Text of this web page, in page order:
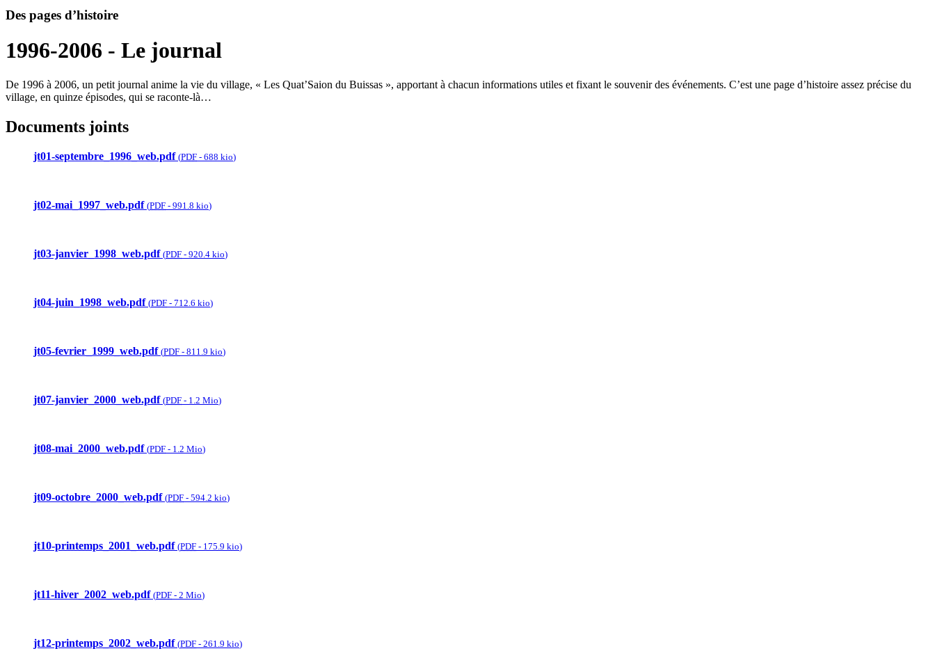
Des pages d’histoire
1996-2006 - Le journal
De 1996 à 2006, un petit journal anime la vie du village, « Les Quat’Saion du Buissas », apportant à chacun informations utiles et fixant le souvenir des événements. C’est une page d’histoire assez précise du
village, en quinze épisodes, qui se raconte-là…
Documents joints
jt01-septembre_1996_web.pdf (PDF - 688 kio)
jt02-mai_1997_web.pdf (PDF - 991.8 kio)
jt03-janvier_1998_web.pdf (PDF - 920.4 kio)
jt04-juin_1998_web.pdf (PDF - 712.6 kio)
jt05-fevrier_1999_web.pdf (PDF - 811.9 kio)
jt07-janvier_2000_web.pdf (PDF - 1.2 Mio)
jt08-mai_2000_web.pdf (PDF - 1.2 Mio)
jt09-octobre_2000_web.pdf (PDF - 594.2 kio)
jt10-printemps_2001_web.pdf (PDF - 175.9 kio)
jt11-hiver_2002_web.pdf (PDF - 2 Mio)
jt12-printemps_2002_web.pdf (PDF - 261.9 kio)